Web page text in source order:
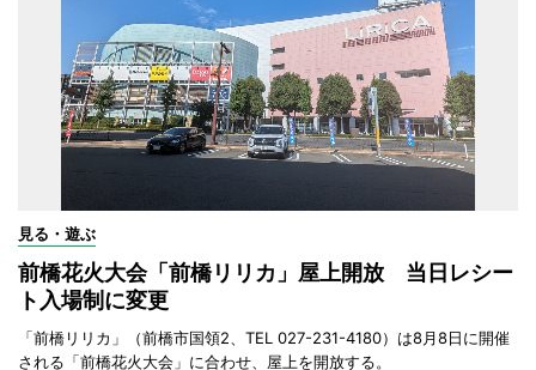
見る・遊ぶ
前橋花火大会「前橋リリカ」屋上開放 当日レシー
ト入場制に変更
「前橋リリカ」（前橋市国領2、TEL 027-231-4180）は8月8日に開催
される「前橋花火大会」に合わせ、屋上を開放する。